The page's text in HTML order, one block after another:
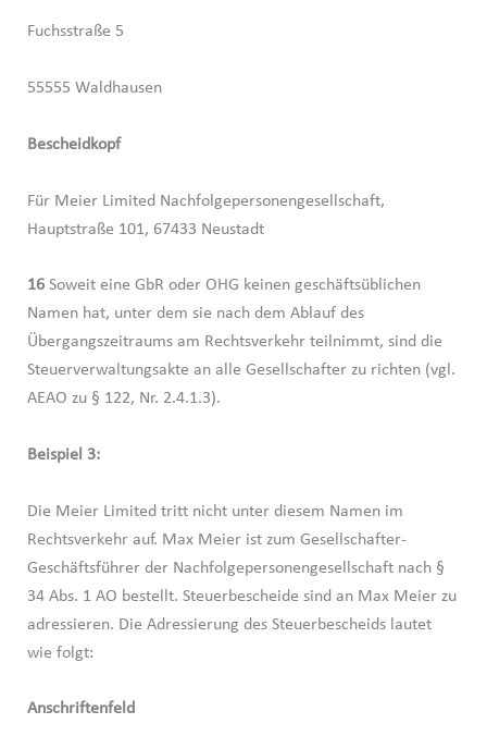
Fuchsstraße 5
55555 Waldhausen
Bescheidkopf
Für Meier Limited Nachfolgepersonengesellschaft,
Hauptstraße 101, 67433 Neustadt
16 Soweit eine GbR oder OHG keinen geschäftsüblichen
Namen hat, unter dem sie nach dem Ablauf des
Übergangszeitraums am Rechtsverkehr teilnimmt, sind die
Steuerverwaltungsakte an alle Gesellschafter zu richten (vgl.
AEAO zu § 122, Nr. 2.4.1.3).
Beispiel 3:
Die Meier Limited tritt nicht unter diesem Namen im
Rechtsverkehr auf. Max Meier ist zum Gesellschafter-
Geschäftsführer der Nachfolgepersonengesellschaft nach §
34 Abs. 1 AO bestellt. Steuerbescheide sind an Max Meier zu
adressieren. Die Adressierung des Steuerbescheids lautet
wie folgt:
Anschriftenfeld